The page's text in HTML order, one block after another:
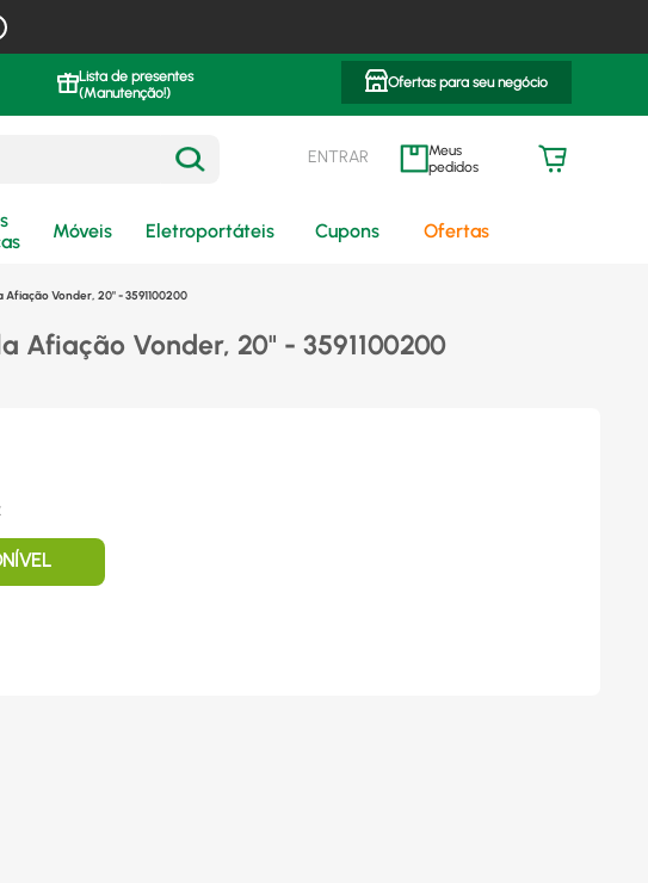
Lista de presentes
(Manutenção!)
Ofertas para seu negócio
ENTRAR meus pedidos
Móveis Eletroportáteis Cupons Ofertas
Afiação Vonder, 20" - 3591100200
Afiação Vonder, 20" - 3591100200